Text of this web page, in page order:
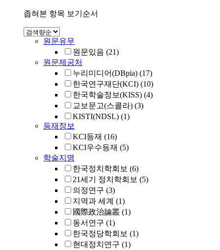
좁혀본 항목 보기순서
원문유무
원문있음 (21)
원문제공처
누리미디어(DBpia) (17)
한국연구재단(KCI) (10)
한국학술정보(KISS) (4)
교보문고(스콜라) (3)
KISTI(NDSL) (1)
등재정보
KCI등재 (16)
KCI우수등재 (5)
학술지명
한국정치학회보 (6)
21세기 정치학회보 (5)
의정연구 (3)
지역과 세계 (1)
國際政治論叢 (1)
동서연구 (1)
한국정당학회보 (1)
현대정치연구 (1)